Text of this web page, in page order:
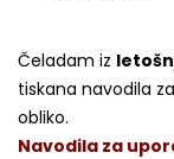
Čeladam iz
tiskana navodila
obliko.
Navodila za